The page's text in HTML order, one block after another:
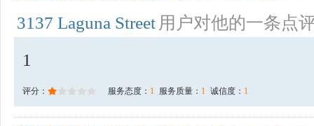
3137 Laguna Street 用户对他的一条点
1
评分： 服务态度： 1 服务质量： 1 诚信度： 1